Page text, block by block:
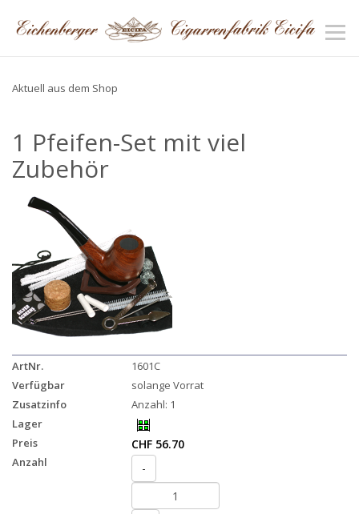
Aktuell aus dem Shop
1 Pfeifen-Set mit viel
Zubehör
ArtNr.
1601C
Verfügbar
solange Vorrat
Zusatzinfo
Anzahl: 1
Lager
Preis
CHF 56.70
Anzahl -